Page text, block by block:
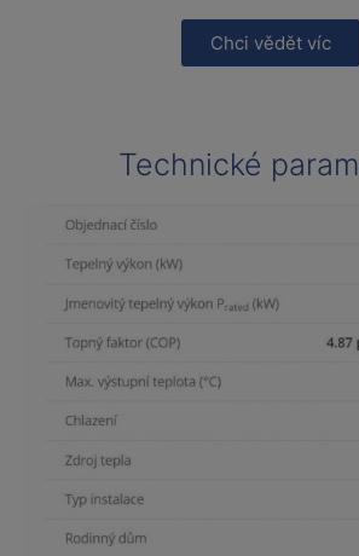
Chci vědět víc
Technické